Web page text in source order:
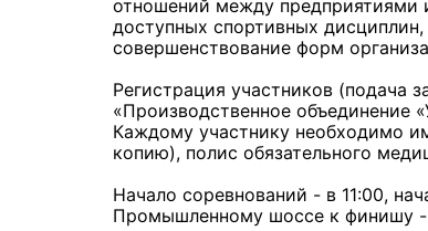
отношений между предприятиями
доступных спортивных
совершенствование форм
Регистрация участников (подача
«Производственное объединение
Каждому участнику необходимо
копию), полис обязательного
Начало соревнований - в 11:00,
Промышленному шоссе к финишу -